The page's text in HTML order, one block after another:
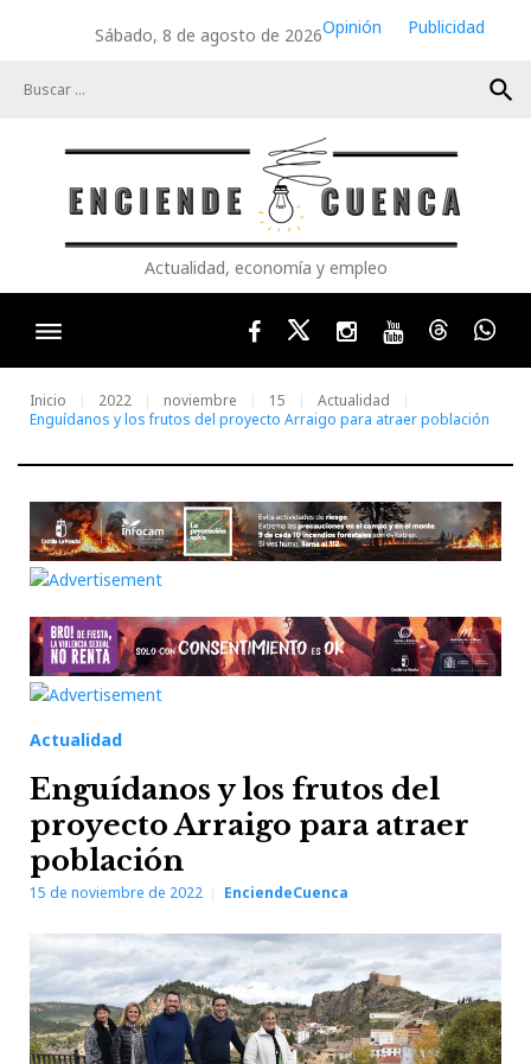
Sábado, 8 de agosto de 2026Opinión
Publicidad
search
Actualidad, economía y empleo
FacebookTwitterInstagram
YoutubeThreads
Inicio 2022 noviembre 15
Actualidad
Enguídanos y los frutos del proyecto Arraigo para atraer población
Actualidad
Enguídanos y los frutos del
proyecto Arraigo para atraer
población
15 de noviembre de 2022 EnciendeCuenca